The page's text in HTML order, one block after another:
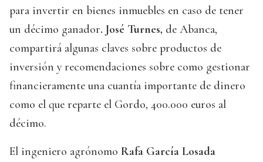
para invertir en bienes inmuebles en caso de tener
un décimo ganador. José Turnes, de Abanca,
compartirá algunas claves sobre productos de
inversión y recomendaciones sobre como gestionar
financieramente una cuantía importante de dinero
como el que reparte el Gordo, 400.000 euros al
décimo.
El ingeniero agrónomo Rafa García Losada